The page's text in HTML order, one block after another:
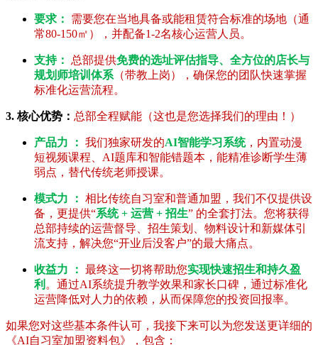
要求：
需要您在当地具备或能租赁符合标准的场地（通
常80-150㎡），并配备1-2名核心运营人员。
支持： 总部提供免费的选址评估指导、全方位的店长与
规划师培训体系 （带教上岗），确保您的团队快速掌握
标准化运营流程。
3. 核心优势： 总部全程赋能（这也是您选择我们的理由！）
产品力 ： 我们独家研发的AI智能学习系统，内置动漫
短视频课程、AI题库和智能错题本，能精准诊断学生薄
弱点，替代传统老师授课。
模式力 ： 相比传统自习室和普通加盟，我们不仅提供设
备，更提供“系统 + 运营 + 招生” 的全套打法。您将获得
总部持续的运营督导、招生策划、物料设计和新媒体引
流支持，解决您“开业后没客户”的最大痛点。
收益力 ： 最终这一切将帮助您实现快速招生和持久盈
利 。通过AI系统提升教学效果和家长口碑，通过标准化
运营降低对人力的依赖，从而保障您的投资回报率。
如果您对这些基本条件认可，我接下来可以为您发送更详细的
《AI自习室加盟资料包》，包含：